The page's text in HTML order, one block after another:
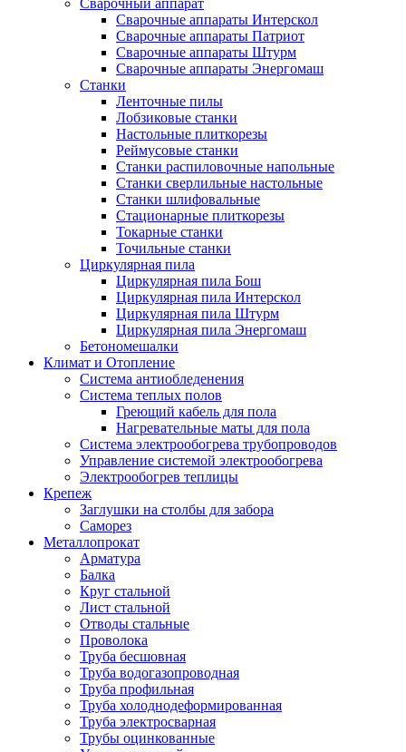
Сварочный аппарат
Сварочные аппараты Интерскол
Сварочные аппараты Патриот
Сварочные аппараты Штурм
Сварочные аппараты Энергомаш
Станки
Ленточные пилы
Лобзиковые станки
Настольные плиткорезы
Реймусовые станки
Станки распиловочные напольные
Станки сверлильные настольные
Станки шлифовальные
Стационарные плиткорезы
Токарные станки
Точильные станки
Циркулярная пила
Циркулярная пила Бош
Циркулярная пила Интерскол
Циркулярная пила Штурм
Циркулярная пила Энергомаш
Бетономешалки
Климат и Отопление
Система антиобледенения
Система теплых полов
Греющий кабель для пола
Нагревательные маты для пола
Система электрообогрева трубопроводов
Управление системой электрообогрева
Электрообогрев теплицы
Крепеж
Заглушки на столбы для забора
Саморез
Металлопрокат
Арматура
Балка
Круг стальной
Лист стальной
Отводы стальные
Проволока
Труба бесшовная
Труба водогазопроводная
Труба профильная
Труба холоднодеформированная
Труба электросварная
Трубы оцинкованные